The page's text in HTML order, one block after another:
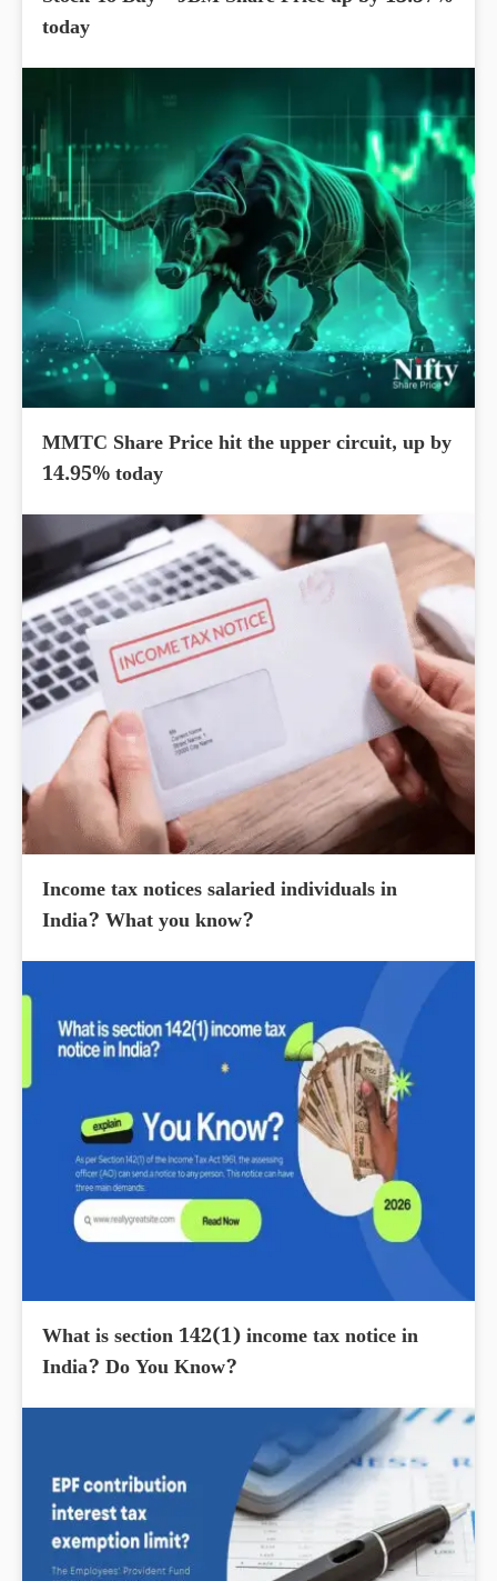
today
MMTC Share Price hit the upper circuit, up by
14.95% today
Income tax notices salaried individuals in
India? What you know?
What is section 142(1) income tax notice in
India? Do You Know?